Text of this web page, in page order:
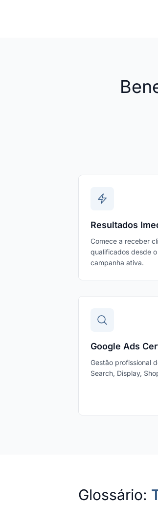
Resultados
Comece a receber
qualificados desde
campanha ativa.
Google Ads
Gestão profissional
Search, Display,
Glossário: